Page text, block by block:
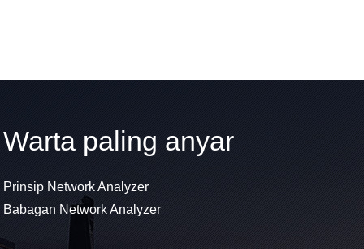
Warta paling anyar
Prinsip Network Analyzer
Babagan Network Analyzer